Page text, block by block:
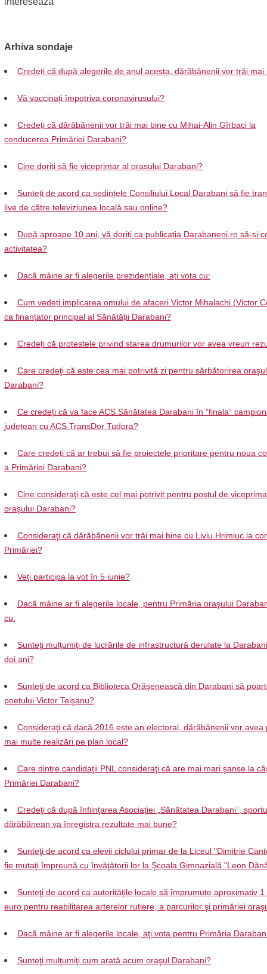
Arhiva sondaje
Credeți că după alegerile de anul acesta, dărăbănenii vor trăi mai
Vă vaccinați împotriva coronavirusului?
Credeți că dărăbănenii vor trăi mai bine cu Mihai-Alin Gîrbaci la
conducerea Primăriei Darabani?
Cine doriți să fie viceprimar al orașului Darabani?
Sunteți de acord ca ședințele Consiliului Local Darabani să fie
live de către televiziunea locală sau online?
După aproape 10 ani, vă doriți ca publicația Darabaneni.ro să-și
activitatea?
Dacă mâine ar fi alegerile prezidențiale, ați vota cu:
Cum vedeți implicarea omului de afaceri Victor Mihalachi (Victor
ca finanțator principal al Sănătății Darabani?
Credeți că protestele privind starea drumurilor vor avea vreun
Care credeţi că este cea mai potrivită zi pentru sărbătorirea
Darabani?
Ce credeți că va face ACS Sănătatea Darabani în ”finala”
județean cu ACS TransDor Tudora?
Care credeți că ar trebui să fie proiectele prioritare pentru noua
a Primăriei Darabani?
Cine consideraţi că este cel mai potrivit pentru postul de
oraşului Darabani?
Consideraţi că dărăbănenii vor trăi mai bine cu Liviu Hrimiuc la
Primăriei?
Veţi participa la vot în 5 iunie?
Dacă mâine ar fi alegerile locale, pentru Primăria oraşului
cu:
Sunteţi mulţumiţi de lucrările de infrastructură derulate la
doi ani?
Sunteţi de acord ca Biblioteca Orăşenească din Darabani să
poetului Victor Teişanu?
Consideraţi că dacă 2016 este an electoral, dărăbănenii vor avea
mai multe realizări pe plan local?
Care dintre candidaţii PNL consideraţi că are mai mari şanse la
Primăriei Darabani?
Credeţi că după înfiinţarea Asociaţiei „Sănătatea Darabani”,
dărăbănean va înregistra rezultate mai bune?
Sunteţi de acord ca elevii ciclului primar de la Liceul "Dimitrie
fie mutaţi împreună cu învăţătorii lor la Şcoala Gimnazială "Leon
Sunteţi de acord ca autorităţile locale să împrumute aproximativ 1
euro pentru reabilitarea arterelor rutiere, a parcurilor şi primăriei
Dacă mâine ar fi alegerile locale, aţi vota pentru Primăria
Sunteţi mulţumiţi cum arată acum oraşul Darabani?